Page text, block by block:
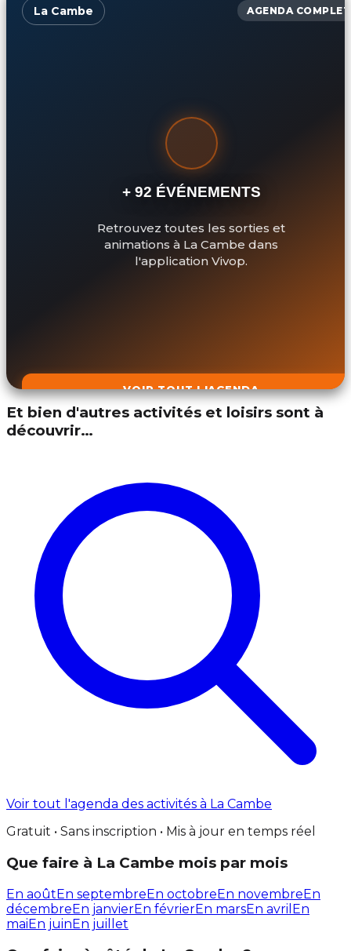
La Cambe AGENDA COMPLET
+ 92 ÉVÉNEMENTS
Retrouvez toutes les sorties et
animations à La Cambe dans
l'application Vivop.
VOIR TOUT L'AGENDA
Et bien d'autres activités et loisirs sont à
découvrir…
Voir tout l'agenda des activités à La Cambe
Gratuit • Sans inscription • Mis à jour en temps réel
Que faire à La Cambe mois par mois
En aoûtEn septembreEn octobreEn novembreEn
décembreEn janvierEn févrierEn marsEn avril En
maiEn juinEn juillet